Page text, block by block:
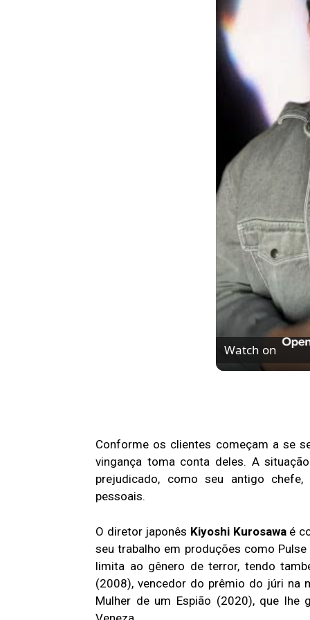
Watch on
Conforme os clientes começam a se
vingança toma conta deles. A
prejudicado, como seu antigo
pessoais.
O diretor japonês Kiyoshi Kurosawaé
seu trabalho em produções como
limita ao gênero de terror, tendo
(2008), vencedor do prêmio do júri na
Mulher de um Espião (2020), que lhe